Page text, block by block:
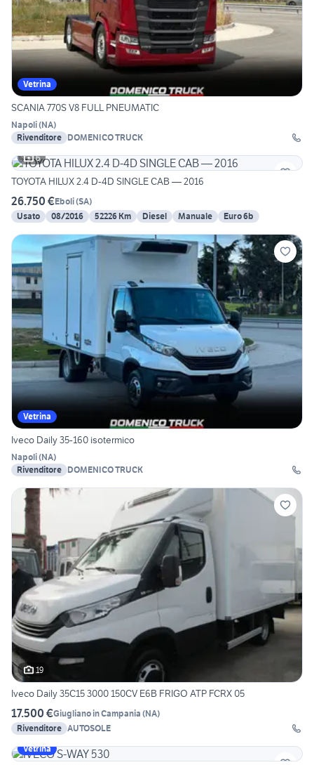
Vetrina
SCANIA 770S V8 FULL PNEUMATIC
Napoli(NA)
Rivenditore DOMENICO TRUCK
6
TOYOTA HILUX 2.4 D-4D SINGLE CAB — 2016
26.750 €Eboli(SA)
Usato
08/2016 52226 Km Diesel Manuale Euro 6b
Vetrina
Iveco Daily 35-160 isotermico
Napoli(NA)
Rivenditore DOMENICO TRUCK
19
Iveco Daily 35C15 3000 150CV E6B FRIGO ATP FCRX 05
17.500 €Giugliano in Campania (NA)
Rivenditore AUTOSOLE
Vetrina